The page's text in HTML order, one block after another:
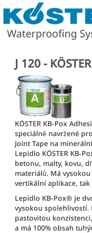
J 120 -
KÖSTER KB-Pox
speciálně navržené
Joint Tape na
Lepidlo KÖSTER KB-
betonu, malty, kovu,
materiálů. Má
vertikální aplikace,
Lepidlo KB-Pox® je
vysokou
pastovitou
a má 100% obsah